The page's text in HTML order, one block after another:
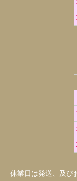
休業日は発送、及び